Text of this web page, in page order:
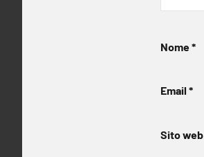
Nome*
Email *
Sito web